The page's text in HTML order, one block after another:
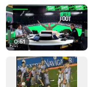
0:51